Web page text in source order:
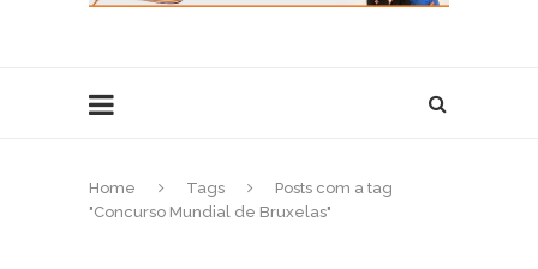
Home Tags
Posts com a tag
"Concurso Mundial de Bruxelas"